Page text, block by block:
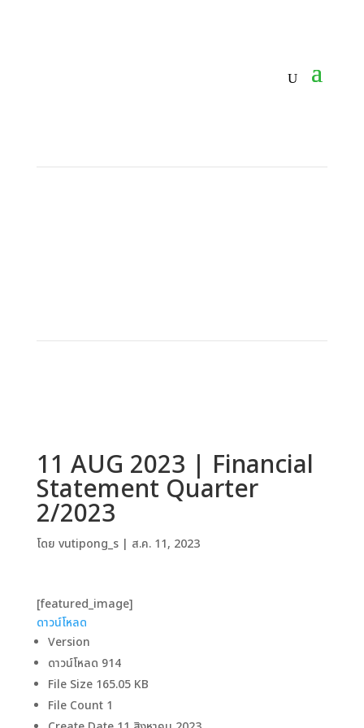
11 AUG 2023 | Financial
Statement Quarter
2/2023
โดย vutipong_s| ส.ค. 11, 2023
[featured_image]
ดาวน์โหลด
Version
ดาวน์โหลด 914
File Size 165.05 KB
File Count 1